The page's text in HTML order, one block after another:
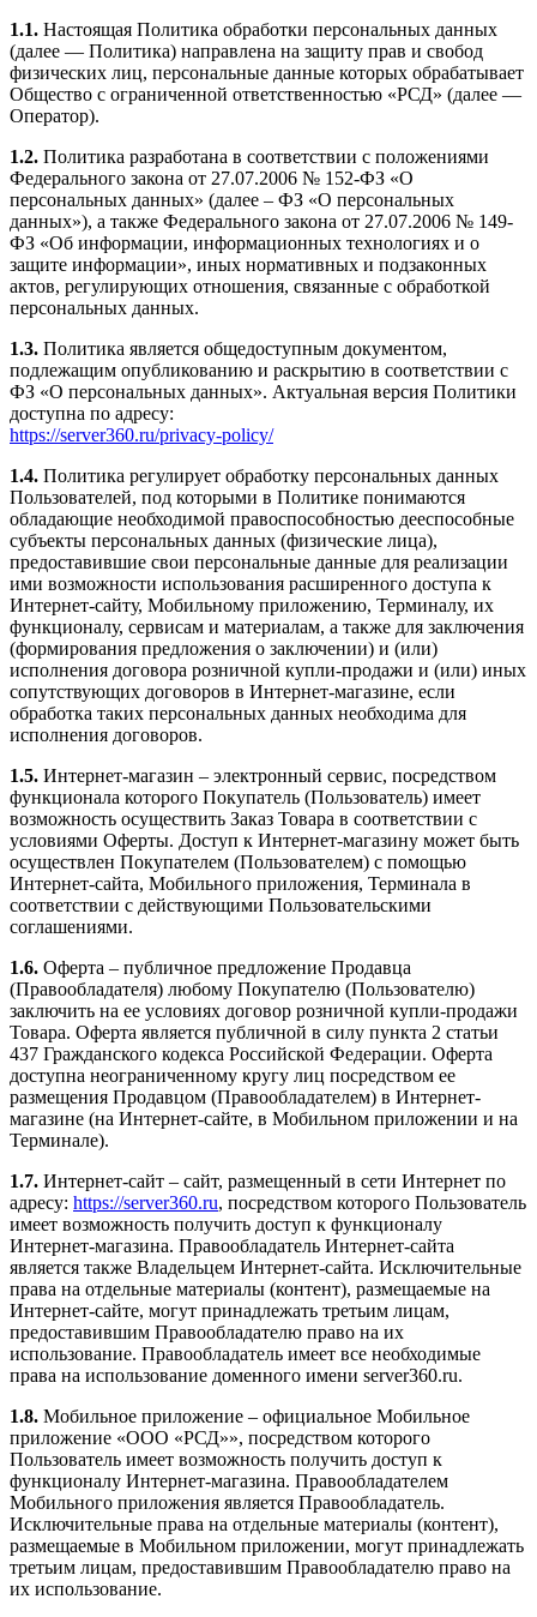
1.1. Настоящая Политика обработки персональных данных
(далее — Политика) направлена на защиту прав и свобод
физических лиц, персональные данные которых обрабатывает
Общество с ограниченной ответственностью «РСД» (далее —
Оператор).
1.2. Политика разработана в соответствии с положениями
Федерального закона от 27.07.2006 № 152-ФЗ «О
персональных данных» (далее – ФЗ «О персональных
данных»), а также Федерального закона от 27.07.2006 № 149-
ФЗ «Об информации, информационных технологиях и о
защите информации», иных нормативных и подзаконных
актов, регулирующих отношения, связанные с обработкой
персональных данных.
1.3. Политика является общедоступным документом,
подлежащим опубликованию и раскрытию в соответствии с
ФЗ «О персональных данных». Актуальная версия Политики
доступна по адресу:
https://server360.ru/privacy-policy/
1.4. Политика регулирует обработку персональных данных
Пользователей, под которыми в Политике понимаются
обладающие необходимой правоспособностью дееспособные
субъекты персональных данных (физические лица),
предоставившие свои персональные данные для реализации
ими возможности использования расширенного доступа к
Интернет-сайту, Мобильному приложению, Терминалу, их
функционалу, сервисам и материалам, а также для заключения
(формирования предложения о заключении) и (или)
исполнения договора розничной купли-продажи и (или) иных
сопутствующих договоров в Интернет-магазине, если
обработка таких персональных данных необходима для
исполнения договоров.
1.5. Интернет-магазин – электронный сервис, посредством
функционала которого Покупатель (Пользователь) имеет
возможность осуществить Заказ Товара в соответствии с
условиями Оферты. Доступ к Интернет-магазину может быть
осуществлен Покупателем (Пользователем) с помощью
Интернет-сайта, Мобильного приложения, Терминала в
соответствии с действующими Пользовательскими
соглашениями.
1.6. Оферта – публичное предложение Продавца
(Правообладателя) любому Покупателю (Пользователю)
заключить на ее условиях договор розничной купли-продажи
Товара. Оферта является публичной в силу пункта 2 статьи
437 Гражданского кодекса Российской Федерации. Оферта
доступна неограниченному кругу лиц посредством ее
размещения Продавцом (Правообладателем) в Интернет-
магазине (на Интернет-сайте, в Мобильном приложении и на
Терминале).
1.7. Интернет-сайт – сайт, размещенный в сети Интернет по
адресу: https://server360.ru, посредством которого Пользователь
имеет возможность получить доступ к функционалу
Интернет-магазина. Правообладатель Интернет-сайта
является также Владельцем Интернет-сайта. Исключительные
права на отдельные материалы (контент), размещаемые на
Интернет-сайте, могут принадлежать третьим лицам,
предоставившим Правообладателю право на их
использование. Правообладатель имеет все необходимые
права на использование доменного имени server360.ru.
1.8. Мобильное приложение – официальное Мобильное
приложение «ООО «РСД»», посредством которого
Пользователь имеет возможность получить доступ к
функционалу Интернет-магазина. Правообладателем
Мобильного приложения является Правообладатель.
Исключительные права на отдельные материалы (контент),
размещаемые в Мобильном приложении, могут принадлежать
третьим лицам, предоставившим Правообладателю право на
их использование.